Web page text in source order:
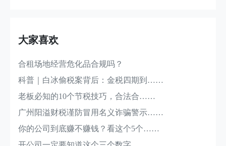
大家喜欢
合租场地经营危化品合规吗？
科普｜白冰偷税案背后：金税四期到……
老板必知的10个节税技巧，合法合……
广州阳溢财税谨防冒用名义诈骗警示……
你的公司到底赚不赚钱？看这个5个……